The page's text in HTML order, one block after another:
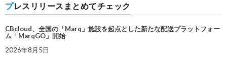
プレスリリースまとめてチェック
CBcloud、全国の「Marq」施設を起点とした新たな配送プラットフォー
ム「MarqGO」開始
2026年8月5日